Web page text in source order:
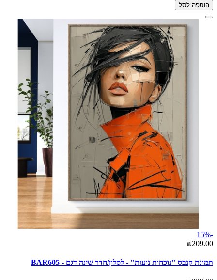
הוספה לסל
-15%
₪209.00
תמונת קנבס "נוכחות נועזת" - לסלון/חדר שינה דגם - BAR605